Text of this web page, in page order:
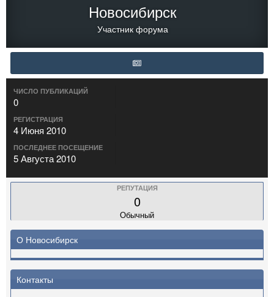
Новосибирск
Участник форума
ЧИСЛО ПУБЛИКАЦИЙ
0
РЕГИСТРАЦИЯ
4 Июня 2010
ПОСЛЕДНЕЕ ПОСЕЩЕНИЕ
5 Августа 2010
РЕПУТАЦИЯ
0
Обычный
О Новосибирск
Контакты